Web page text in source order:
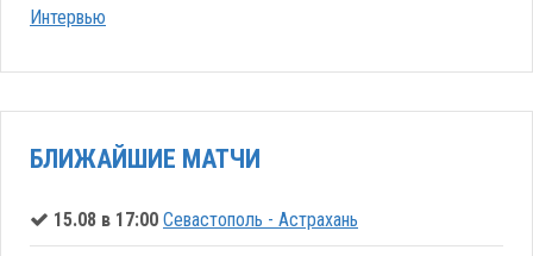
Интервью
БЛИЖАЙШИЕ МАТЧИ
15.08 в 17:00 Севастополь - Астрахань